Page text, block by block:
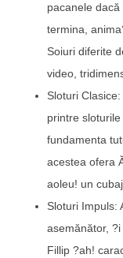
pacanele
termina,
Soiuri diferite
video,
Sloturi
printre
fundamenta
acestea ofera
aoleu! un
Sloturi Impuls:
asemănător,
Fillip ?ah!